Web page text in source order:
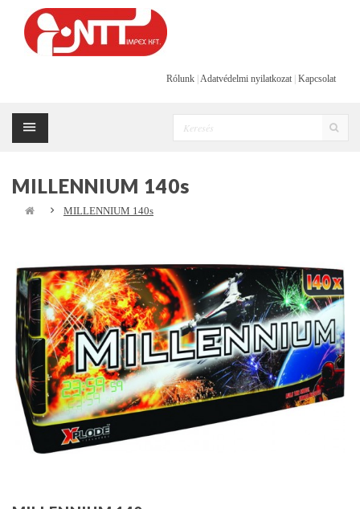
Rólunk Adatvédelmi nyilatkozat Kapcsolat
MILLENNIUM 140s
MILLENNIUM 140s